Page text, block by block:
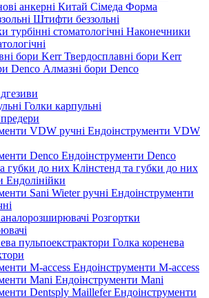
анкерні Китай Сімеда Форма
Штифти беззольні
Наконечники
Твердосплавні бори Kerr
Алмазні бори Denco
Голки карпульні
Ендоінструменти VDW
Ендоінструменти Denco
Клінстенд та губки до них
Ендолінійки
Ендоінструменти
Розгортки
Голка коренева
Ендоінструменти M-access
Ендоінструменти Mani
Ендоінструменти